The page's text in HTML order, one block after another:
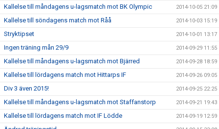
Kallelse till måndagens u-lagsmatch mot BK Olympic 2014-10-05 21:09
Kallelse till söndagens match mot Råå 2014-10-03 15:19
Stryktipset 2014-10-01 13:17
Ingen träning mån 29/9 2014-09-29 11:55
Kallelse till måndagens u-lagsmatch mot Bjärred 2014-09-28 18:59
Kallelse till lördagens match mot Hittarps IF 2014-09-26 09:05
Div 3 även 2015! 2014-09-25 22:25
Kallelse till måndagens u-lagsmatch mot Staffanstorp 2014-09-21 19:43
Kallelse till lördagens match mot IF Lödde 2014-09-19 12:59